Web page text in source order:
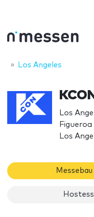
Los Angeles
Los
Los